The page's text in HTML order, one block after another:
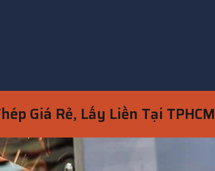
Giá Rẻ, Lấy Liền Tại TPHCM